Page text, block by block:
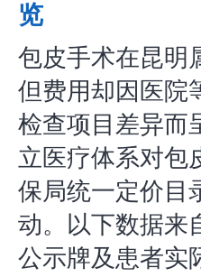
览
包皮手术在昆明
但费用却因医院
检查项目差异而
立医疗体系对包
保局统一定价目
动。以下数据来
公示牌及患者实